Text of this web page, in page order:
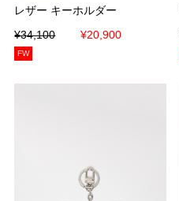
レザー キーホルダー
¥34,100
¥20,900
レザー キーホルダー
¥34,100
¥20,900
FW